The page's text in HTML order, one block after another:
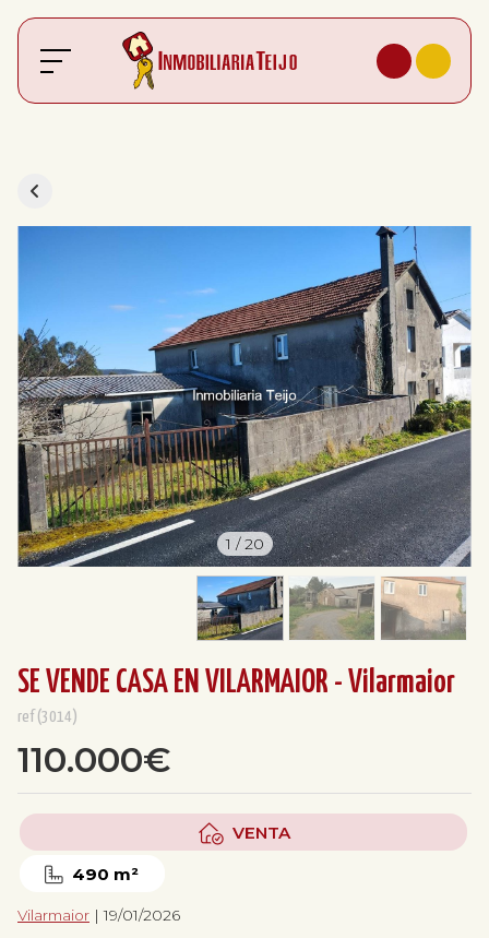
1 /20
SE VENDE CASA EN VILARMAIOR - Vilarmaior
ref(3014)
110.000€
VENTA
490 m²
Vilarmaior | 19/01/2026